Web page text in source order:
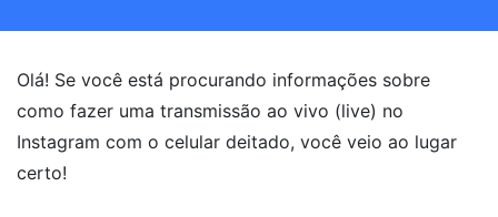
Olá! Se você está procurando informações sobre
como fazer uma transmissão ao vivo (live) no
Instagram com o celular deitado, você veio ao lugar
certo!